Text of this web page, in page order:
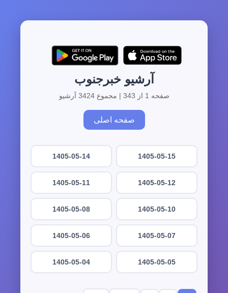
آرشیو خبرجنوب
صفحه 1 از 343 | مجموع 3424 آرشیو
صفحه اصلی
1405-05-15
1405-05-14
1405-05-12
1405-05-11
1405-05-10
1405-05-08
1405-05-07
1405-05-06
1405-05-05
1405-05-04